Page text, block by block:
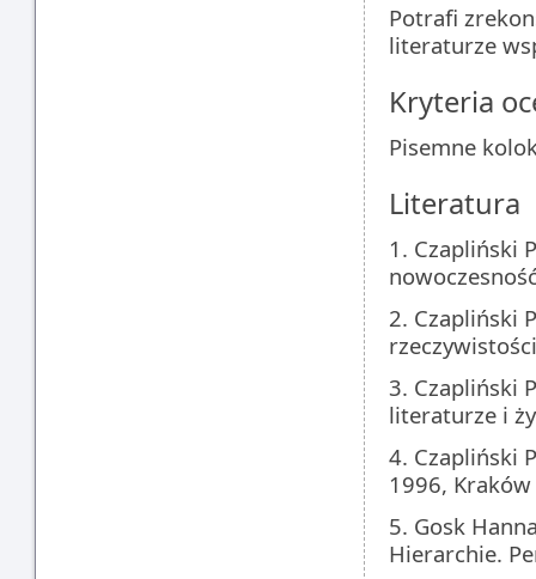
Potrafi
literaturze
Kryteria
Pisemne
Literatura
1. Czapliński
2. Czapliński
3. Czapliński
literaturze i
4. Czapliński
1996,
5. Gosk
Hierarchie.